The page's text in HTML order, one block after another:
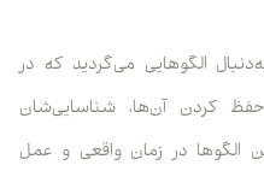
الگوهایی می‌گردید که در
کردن آن‌ها، شناسایی‌شان
در زمان واقعی و عمل